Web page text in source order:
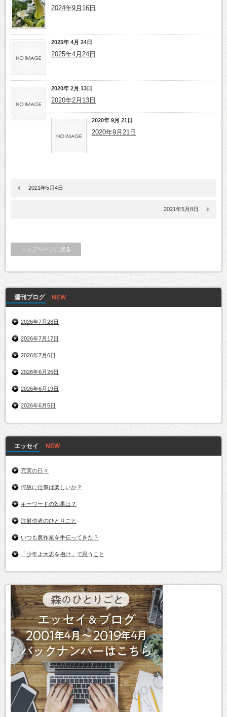
2024年9月16日
2025年 4月 24日
2025年4月24日
2020年 2月 13日
2020年2月13日
2020年 9月 21日
2020年9月21日
2021年5月4日
2021年5月8日
トップページに戻る
週刊ブログ
2026年7月28日
2026年7月17日
2026年7月6日
2026年6月26日
2026年6月19日
2026年6月5日
エッセイ
充実の日々
何故に仕事は楽しいか？
キーワードの効果は？
注射信者のひとりごと
いつも農作業を手伝ってきた？
「少年よ大志を抱け」で思うこと